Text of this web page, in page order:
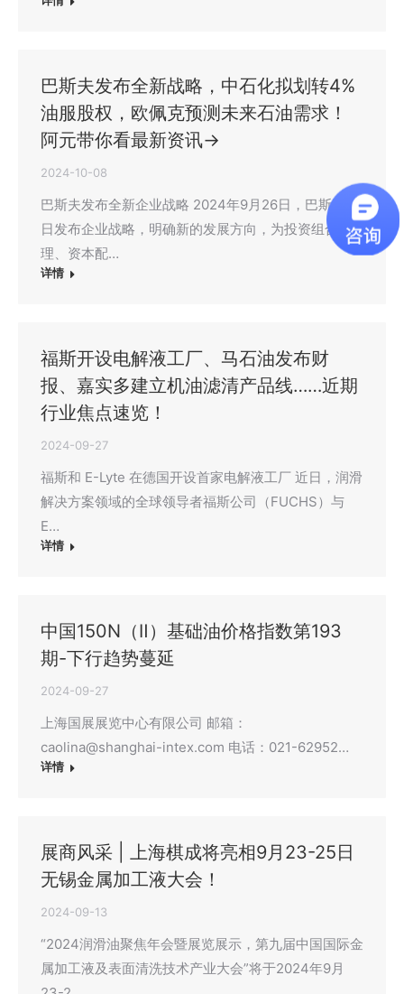
巴斯夫发布全新战略，中石化拟划转4%
油服股权，欧佩克预测未来石油需求！
阿元带你看最新资讯→
2024-10-08
巴斯夫发布全新企业战略 2024年9月26日，巴斯夫今
日发布企业战略，明确新的发展方向，为投资组合管
理、资本配…
详情
福斯开设电解液工厂、马石油发布财
报、嘉实多建立机油滤清产品线……近期
行业焦点速览！
2024-09-27
福斯和 E-Lyte 在德国开设首家电解液工厂 近日，润滑
解决方案领域的全球领导者福斯公司（FUCHS）与
E…
详情
中国150N（Ⅱ）基础油价格指数第193
期-下行趋势蔓延
2024-09-27
上海国展展览中心有限公司 邮箱：
caolina@shanghai-intex.com 电话：021-62952…
详情
展商风采 | 上海棋成将亮相9月23-25日
无锡金属加工液大会！
2024-09-13
“2024润滑油聚焦年会暨展览展示，第九届中国国际金
属加工液及表面清洗技术产业大会”将于2024年9月